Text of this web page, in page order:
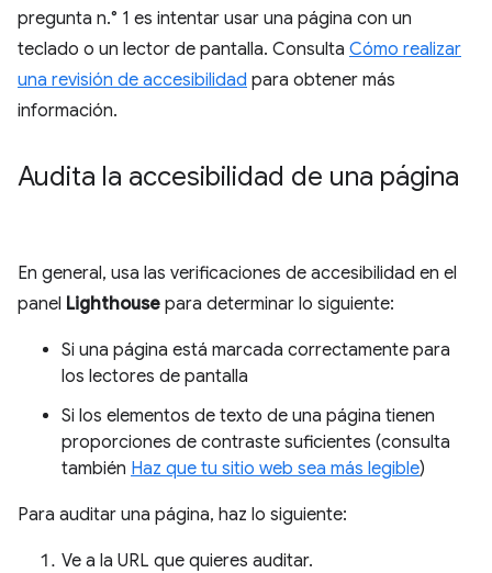
pregunta n.° 1 es intentar usar una página con un
teclado o un lector de pantalla. Consulta Cómo realizar
una revisión de accesibilidad para obtener más
información.
Audita la accesibilidad de una página
En general, usa las verificaciones de accesibilidad en el
panel Lighthouse para determinar lo siguiente:
Si una página está marcada correctamente para
los lectores de pantalla
Si los elementos de texto de una página tienen
proporciones de contraste suficientes (consulta
también Haz que tu sitio web sea más legible)
Para auditar una página, haz lo siguiente:
Ve a la URL que quieres auditar.